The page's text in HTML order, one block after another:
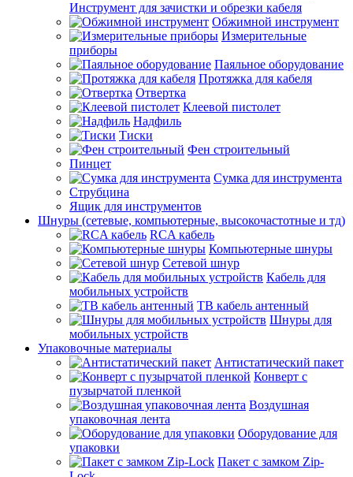
Инструмент для зачистки и обрезки кабеля
Обжимной инструмент
Измерительные
приборы
Паяльное оборудование
Протяжка для кабеля
Отвертка
Клеевой пистолет
Надфиль
Тиски
Фен строительный
Пинцет
Сумка для инструмента
Струбцина
Ящик для инструментов
Шнуры (сетевые, компьютерные, высокочастотные и тд)
RCA кабель
Компьютерные шнуры
Сетевой шнур
Кабель для
мобильных устройств
ТВ кабель антенный
Шнуры для
мобильных устройств
Упаковочные материалы
Антистатический пакет
Конверт с
пузырчатой пленкой
Воздушная
упаковочная лента
Оборудование для
упаковки
Пакет с замком Zip-